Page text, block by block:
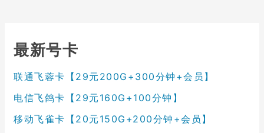
最新号卡
联通飞蓉卡【29元200G+300分钟+会员】
电信飞鸽卡【29元160G+100分钟】
移动飞雀卡【20元150G+200分钟+会员】